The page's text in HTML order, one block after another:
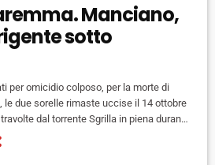
Manciano,
sotto
per omicidio colposo, per la morte di
le due sorelle rimaste uccise il 14 ottobre
dal torrente Sgrilla in piena durante
Marsiliana in Maremma, il sindaco di
Galli e il dirigente del Comune Furio